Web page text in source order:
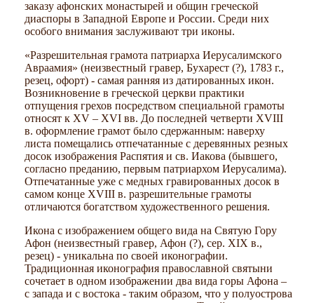
заказу афонских монастырей и общин греческой
диаспоры в Западной Европе и России. Среди них
особого внимания заслуживают три иконы.
«Разрешительная грамота патриарха Иерусалимского
Авраамия» (неизвестный гравер, Бухарест (?), 1783 г.,
резец, офорт) - самая ранняя из датированных икон.
Возникновение в греческой церкви практики
отпущения грехов посредством специальной грамоты
относят к XV – XVI вв. До последней четверти XVIII
в. оформление грамот было сдержанным: наверху
листа помещались отпечатанные с деревянных резных
досок изображения Распятия и св. Иакова (бывшего,
согласно преданию, первым патриархом Иерусалима).
Отпечатанные уже с медных гравированных досок в
самом конце XVIII в. разрешительные грамоты
отличаются богатством художественного решения.
Икона с изображением общего вида на Святую Гору
Афон (неизвестный гравер, Афон (?), сер. XIX в.,
резец) - уникальна по своей иконографии.
Традиционная иконография православной святыни
сочетает в одном изображении два вида горы Афона –
с запада и с востока - таким образом, что у полуострова